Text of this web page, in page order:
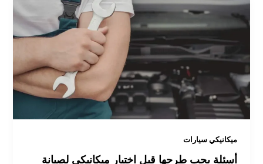
ميكانيكي سيارات
أسئلة يجب طرحها قبل اختيار ميكانيكي لصيانة